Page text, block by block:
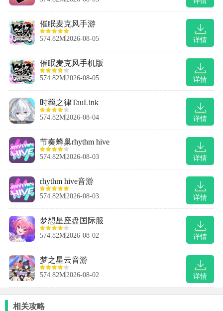
详情
催眠麦克风手游
574.82M 2026-08-05
详情
催眠麦克风手机版
574.82M 2026-08-05
详情
时羁之律TauLink
574.82M 2026-08-04
详情
节奏蜂巢rhythm hive
574.82M 2026-08-03
详情
rhythm hive音游
574.82M 2026-08-03
详情
梦想星座盘国际服
574.82M 2026-08-02
详情
梦之星云音游
574.82M 2026-08-02
相关攻略